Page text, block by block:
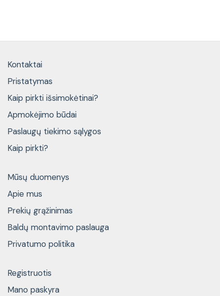
Kontaktai
Pristatymas
Kaip pirkti išsimokėtinai?
Apmokėjimo būdai
Paslaugų tiekimo sąlygos
Kaip pirkti?
Mūsų duomenys
Apie mus
Prekių grąžinimas
Baldų montavimo paslauga
Privatumo politika
Registruotis
Mano paskyra